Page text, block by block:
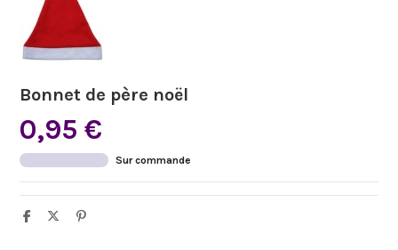
Bonnet de père noël
0,95 €
Sur commande